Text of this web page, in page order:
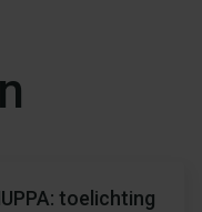
toelichting